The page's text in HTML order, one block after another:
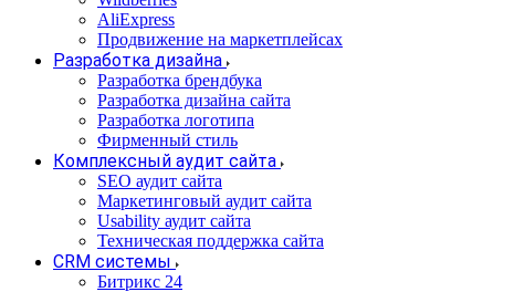
AliExpress
Продвижение на маркетплейсах
Разработка дизайна
Разработка брендбука
Разработка дизайна сайта
Разработка логотипа
Фирменный стиль
Комплексный аудит сайта
SEO аудит сайта
Маркетинговый аудит сайта
Usability аудит сайта
Техническая поддержка сайта
CRM системы
Битрикс 24